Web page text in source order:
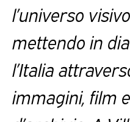
l’universo
mettendo in
l’Italia
immagini, film